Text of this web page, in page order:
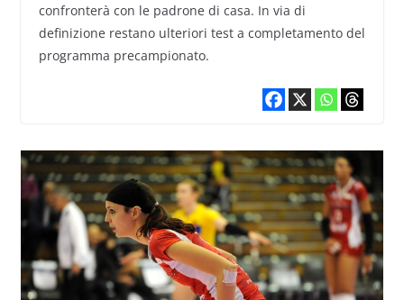
confronterà con le padrone di casa. In via di
definizione restano ulteriori test a completamento del
programma precampionato.